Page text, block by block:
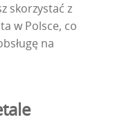
skorzystać z
w Polsce, co
na